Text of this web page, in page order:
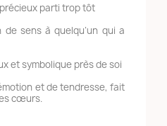
parti trop tôt
sens à quelqu’un qui a
et symbolique près de soi
et de tendresse, fait
cœurs.